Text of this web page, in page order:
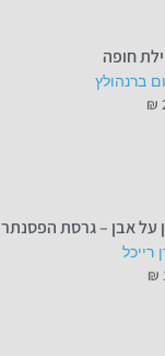
חופה
ברנהולץ
₪
על אבן – גרסת הפסנתר
רייכל
₪